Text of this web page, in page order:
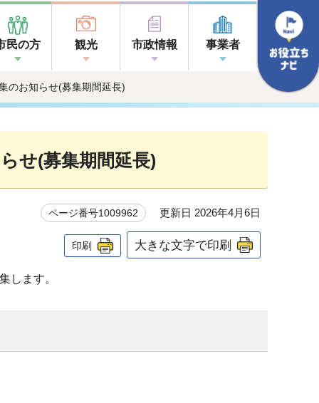
民の方 観光 市政情報 事業者
のお知らせ(募集期間延長)
せ(募集期間延長)
ページ番号1009962 更新日 2026年4月6日
印刷 大きな文字で印刷
します。